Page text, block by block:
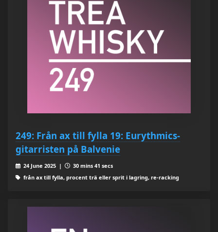
249: Från ax till fylla 19: Eurythmics-
gitarristen på Balvenie
24 June 2025 |
30 mins 41 secs
från ax till fylla, procent trä eller sprit i lagring, re-racking